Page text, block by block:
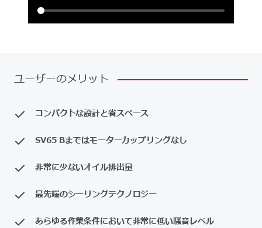
ユーザーのメリット
コンパクトな設計と省スペース
SV65 Bまではモーターカップリングなし
非常に少ないオイル排出量
最先端のシーリングテクノロジー
あらゆる作業条件において非常に低い騒音レベル